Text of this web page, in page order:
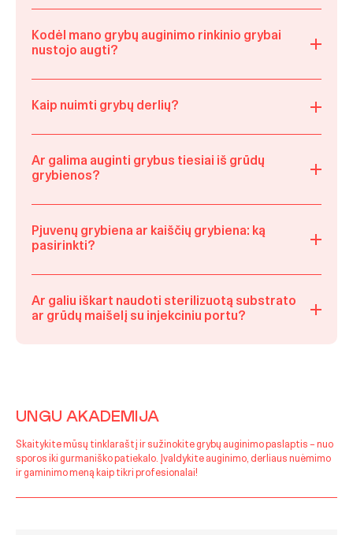
Kodėl mano grybų auginimo rinkinio grybai
nustojo augti?
Kaip nuimti grybų derlių?
Ar galima auginti grybus tiesiai iš grūdų
grybienos?
Pjuvenų grybiena ar kaiščių grybiena: ką
pasirinkti?
Ar galiu iškart naudoti sterilizuotą substrato
ar grūdų maišelį su injekciniu portu?
UNGU AKADEMIJA
Skaitykite mūsų tinklaraštį ir sužinokite grybų auginimo paslaptis – nuo
sporos iki gurmaniško patiekalo. Įvaldykite auginimo, derliaus nuėmimo
ir gaminimo meną kaip tikri profesionalai!